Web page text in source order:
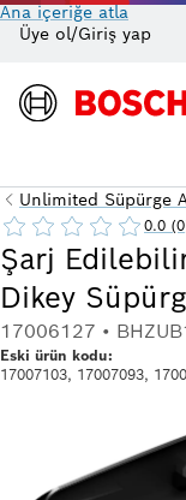
Ana içeriğe atla
Üye ol/Giriş yap
Unlimited Süpürge
Şarj
Dikey
17006127 •
0.0
Eski ürün kodu:
17007103, 17007093,